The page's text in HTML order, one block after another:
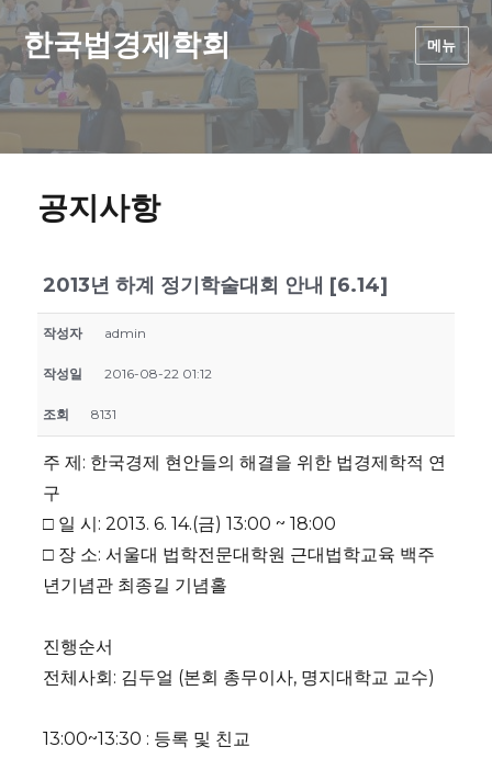
한국법경제학회 메뉴
공지사항
2013년 하계 정기학술대회 안내 [6.14]
작성자 admin
작성일 2016-08-22 01:12
조회 8131
주 제: 한국경제 현안들의 해결을 위한 법경제학적 연
구
□ 일 시: 2013. 6. 14.(금) 13:00 ~ 18:00
□ 장 소: 서울대 법학전문대학원 근대법학교육 백주
년기념관 최종길 기념홀
진행순서
전체사회: 김두얼 (본회 총무이사, 명지대학교 교수)
13:00~13:30 : 등록 및 친교